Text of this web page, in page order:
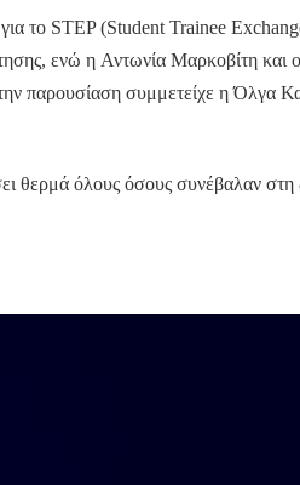
το STEP (Student Trainee
ενώ η Αντωνία Μαρκοβίτη
παρουσίαση συμμετείχε η Όλγα
θερμά όλους όσους συνέβαλαν